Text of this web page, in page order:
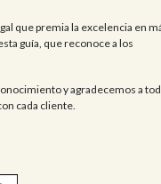
que premia la excelencia en
guía, que reconoce a los
y agradecemos a
cada cliente.